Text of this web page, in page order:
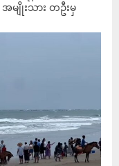
ျိုးသား တဦးမှ